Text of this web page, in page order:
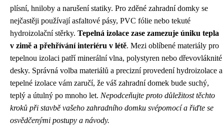
plísní, hniloby a narušení statiky. Pro zděné zahradní domky se
nejčastěji používají asfaltové pásy, PVC fólie nebo tekuté
hydroizolační stěrky. Tepelná izolace zase zamezuje úniku tepla
v zimě a přehřívání interiéru v létě. Mezi oblíbené materiály pro
tepelnou izolaci patří minerální vlna, polystyren nebo dřevovláknité
desky. Správná volba materiálů a precizní provedení hydroizolace a
tepelné izolace vám zaručí, že váš zahradní domek bude suchý,
teplý a útulný po mnoho let. Nepodceňujte proto důležitost těchto
kroků při stavbě vašeho zahradního domku svépomocí a řiďte se
osvědčenými postupy a návody.